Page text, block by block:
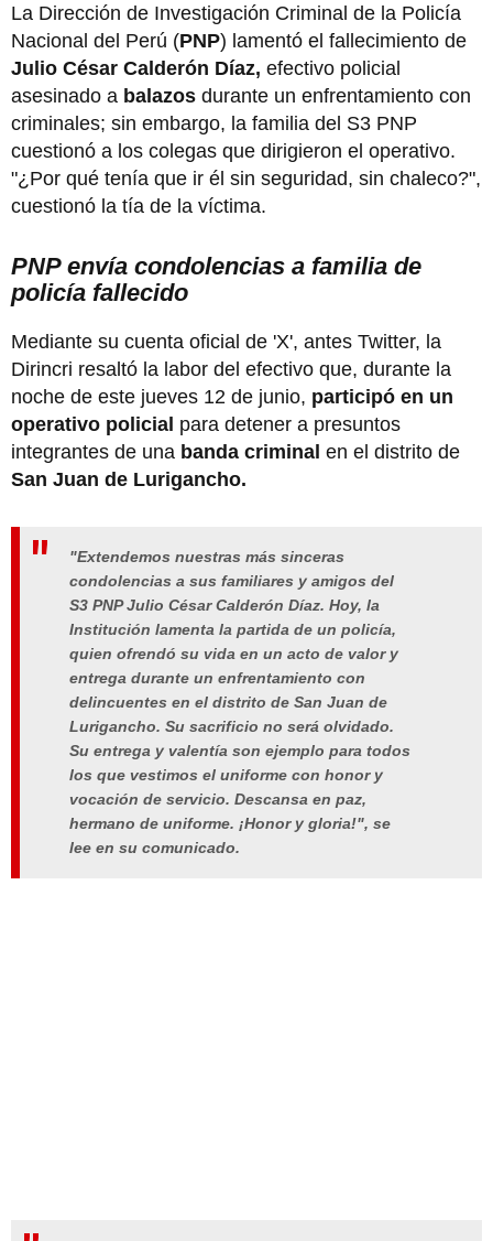
La Dirección de Investigación Criminal de la Policía
Nacional del Perú (PNP) lamentó el fallecimiento de
Julio César Calderón Díaz, efectivo policial
asesinado a balazos durante un enfrentamiento con
criminales; sin embargo, la familia del S3 PNP
cuestionó a los colegas que dirigieron el operativo.
"¿Por qué tenía que ir él sin seguridad, sin chaleco?",
cuestionó la tía de la víctima.
PNP envía condolencias a familia de
policía fallecido
Mediante su cuenta oficial de 'X', antes Twitter, la
Dirincri resaltó la labor del efectivo que, durante la
noche de este jueves 12 de junio, participó en un
operativo policial para detener a presuntos
integrantes de una banda criminal en el distrito de
San Juan de Lurigancho.
"Extendemos nuestras más sinceras
condolencias a sus familiares y amigos del
S3 PNP Julio César Calderón Díaz. Hoy, la
Institución lamenta la partida de un policía,
quien ofrendó su vida en un acto de valor y
entrega durante un enfrentamiento con
delincuentes en el distrito de San Juan de
Lurigancho. Su sacrificio no será olvidado.
Su entrega y valentía son ejemplo para todos
los que vestimos el uniforme con honor y
vocación de servicio. Descansa en paz,
hermano de uniforme. ¡Honor y gloria!", se
lee en su comunicado.